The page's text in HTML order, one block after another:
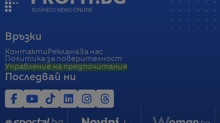
Връзки
Контакти РекламаЗа нас
Политика за поверителност
Управление на предпочитания
Последвай ни